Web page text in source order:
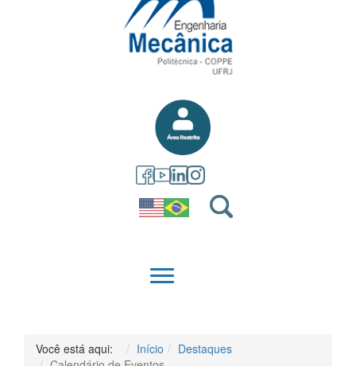
CONTEÚDO
QUEM SOMOS
Você está aqui: Início
Destaques